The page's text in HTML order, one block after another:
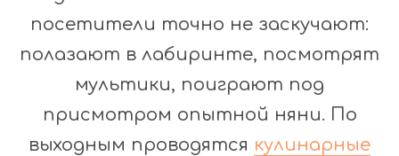
посетители точно не заскучают:
полазают в лабиринте, посмотрят
мультики, поиграют под
присмотром опытной няни. По
выходным проводятся кулинарные